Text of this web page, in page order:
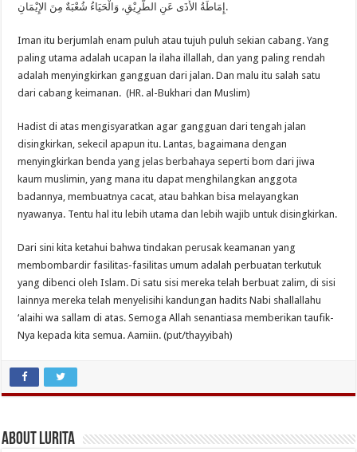
إِمَاطَةُ الأَذَى عَنِ الطَّرِيْقِ، وَالْحَيَاءُ شُعْبَةٌ مِنَ الإِيْمَانِ.
Iman itu berjumlah enam puluh atau tujuh puluh sekian cabang. Yang
paling utama adalah ucapan la ilaha illallah, dan yang paling rendah
adalah menyingkirkan gangguan dari jalan. Dan malu itu salah satu
dari cabang keimanan. (HR. al-Bukhari dan Muslim)
Hadist di atas mengisyaratkan agar gangguan dari tengah jalan
disingkirkan, sekecil apapun itu. Lantas, bagaimana dengan
menyingkirkan benda yang jelas berbahaya seperti bom dari jiwa
kaum muslimin, yang mana itu dapat menghilangkan anggota
badannya, membuatnya cacat, atau bahkan bisa melayangkan
nyawanya. Tentu hal itu lebih utama dan lebih wajib untuk disingkirkan.
Dari sini kita ketahui bahwa tindakan perusak keamanan yang
membombardir fasilitas-fasilitas umum adalah perbuatan terkutuk
yang dibenci oleh Islam. Di satu sisi mereka telah berbuat zalim, di sisi
lainnya mereka telah menyelisihi kandungan hadits Nabi shallallahu
‘alaihi wa sallam di atas. Semoga Allah senantiasa memberikan taufik-
Nya kepada kita semua. Aamiin. (put/thayyibah)
About Lurita